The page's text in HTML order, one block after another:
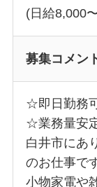
(日給8,000
募集コメン
☆即日勤務
☆業務量安
白井市にあ
のお仕事で
小物家電や